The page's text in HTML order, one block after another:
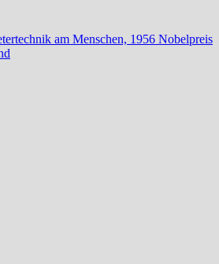
am Menschen, 1956 Nobelpreis